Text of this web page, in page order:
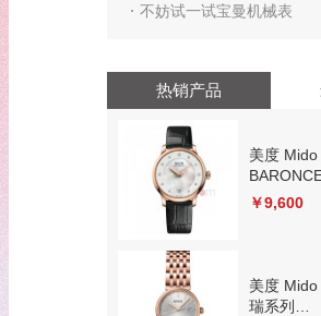
不妨试一试宝曼机械表
热销产品
美度 Mido
系列
￥9,600
美度
瑞系列